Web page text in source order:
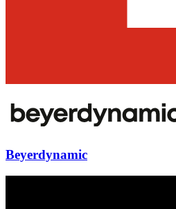
Beyerdynamic